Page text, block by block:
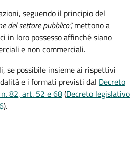
seguendo il principio del
del settore pubblico”,mettono a
in loro possesso affinché siano
e non commerciali.
se possibile insieme ai rispettivi
e i formati previsti dal Decreto
82, art. 52 e 68(Decreto legislativo
).